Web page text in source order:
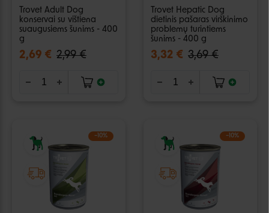
Trovet Adult Dog
konservai su vištiena
suaugusiems šunims - 400
g
2,69 € 2,99 €
Trovet Hepatic Dog
dietinis pašaras virškinimo
problemų turintiems
šunims - 400 g
3,32 € 3,69 €
−10% −10%